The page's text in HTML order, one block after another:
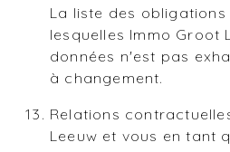
La liste des
lesquelles Immo Groot
données n'est pas
à changement.
Relations
Leeuw et vous en tant